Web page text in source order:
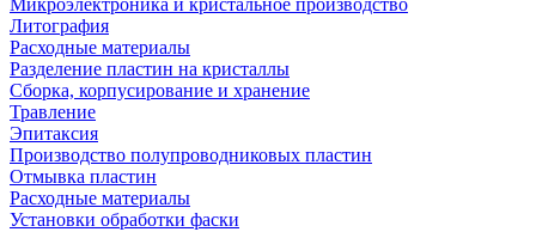
Микроэлектроника и кристальное производство
Литография
Расходные материалы
Разделение пластин на кристаллы
Сборка, корпусирование и хранение
Травление
Эпитаксия
Производство полупроводниковых пластин
Отмывка пластин
Расходные материалы
Установки обработки фаски